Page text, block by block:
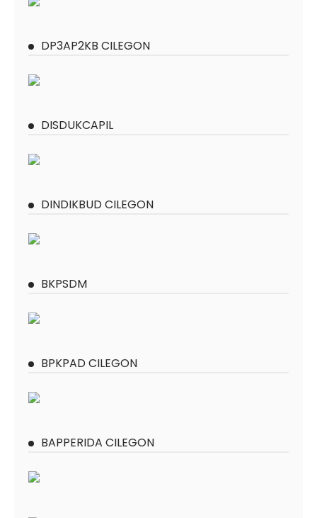
DP3AP2KB CILEGON
DISDUKCAPIL
DINDIKBUD CILEGON
BKPSDM
BPKPAD CILEGON
BAPPERIDA CILEGON